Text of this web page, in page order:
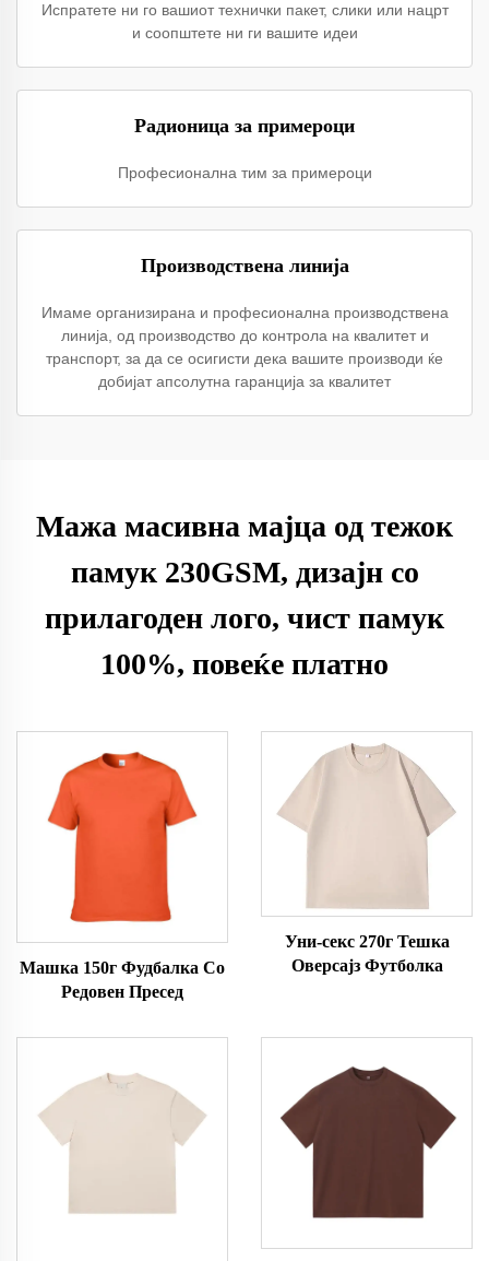
Испратете ни го вашиот технички пакет, слики или нацрт
и соопштете ни ги вашите идеи
Радионица за примероци
Професионална тим за примероци
Производствена линија
Имаме организирана и професионална производствена
линија, од производство до контрола на квалитет и
транспорт, за да се осигисти дека вашите производи ќе
добијат апсолутна гаранција за квалитет
Мажа масивна мајца од тежок
памук 230GSM, дизајн со
прилагоден лого, чист памук
100%, повеќе платно
Машка 150г Фудбалка Со
Редовен Пресед
Уни-секс 270г Тешка
Оверсајз Футболка